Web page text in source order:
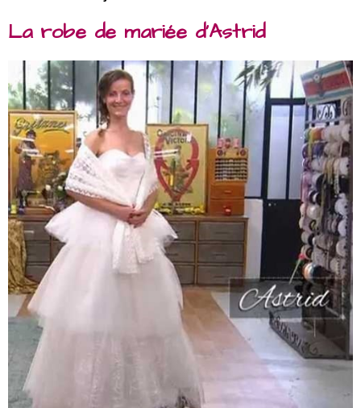
La robe de mariée d’Astrid